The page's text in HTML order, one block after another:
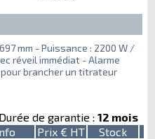
mm - Puissance : 2200 W /
réveil immédiat - Alarme
brancher un titrateur
Durée de garantie : 12 mois
Prix € HT
Stock